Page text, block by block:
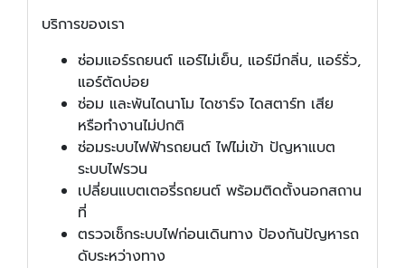
บริการของเรา
ซ่อมแอร์รถยนต์ แอร์ไม่เย็น, แอร์มีกลิ่น, แอร์รั่ว,
แอร์ตัดบ่อย
ซ่อม และพันไดนาโม ไดชาร์จ ไดสตาร์ท เสีย
หรือทำงานไม่ปกติ
ซ่อมระบบไฟฟ้ารถยนต์ ไฟไม่เข้า ปัญหาแบต
ระบบไฟรวน
เปลี่ยนแบตเตอรี่รถยนต์ พร้อมติดตั้งนอกสถาน
ที่
ตรวจเช็กระบบไฟก่อนเดินทาง ป้องกันปัญหารถ
ดับระหว่างทาง